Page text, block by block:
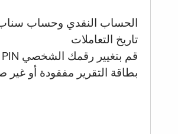
الحساب النقدي وحساب
تاريخ التعاملات
قم بتغيير رقمك الشخصي PIN
بطاقة التقرير مفقودة أو غير